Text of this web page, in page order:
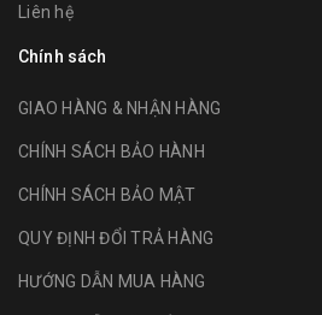
Liên hệ
Chính sách
GIAO HÀNG & NHẬN HÀNG
CHÍNH SÁCH BẢO HÀNH
CHÍNH SÁCH BẢO MẬT
QUY ĐỊNH ĐỔI TRẢ HÀNG
HƯỚNG DẪN MUA HÀNG